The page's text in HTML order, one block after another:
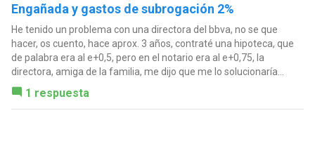
Engañada y gastos de subrogación 2%
He tenido un problema con una directora del bbva, no se que
hacer, os cuento, hace aprox. 3 años, contraté una hipoteca, que
de palabra era al e+0,5, pero en el notario era al e+0,75, la
directora, amiga de la familia, me dijo que me lo solucionaría...
1 respuesta